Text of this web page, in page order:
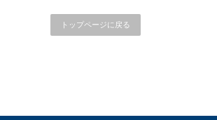
トップページに戻る